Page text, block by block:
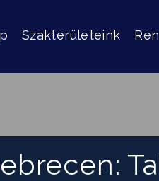
Szakterületeink